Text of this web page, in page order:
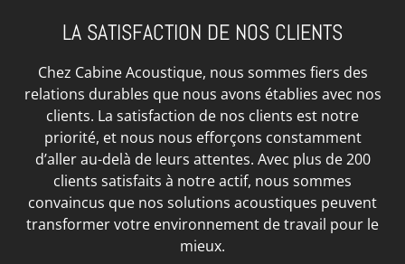
LA SATISFACTION DE NOS CLIENTS
Chez Cabine Acoustique, nous sommes fiers des
relations durables que nous avons établies avec nos
clients. La satisfaction de nos clients est notre
priorité, et nous nous efforçons constamment
d’aller au-delà de leurs attentes. Avec plus de 200
clients satisfaits à notre actif, nous sommes
convaincus que nos solutions acoustiques peuvent
transformer votre environnement de travail pour le
mieux.